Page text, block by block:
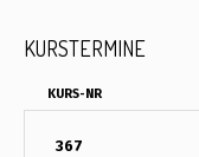
KURSTERMINE
KURS-NR
367